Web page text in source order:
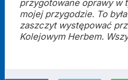
przygotowane oprawy w
mojej przygodzie. To
zaszczyt występować
Kolejowym Herbem.